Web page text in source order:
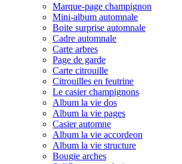
Marque-page champignon
Mini-album automnale
Boite surprise automnale
Cadre automnale
Carte arbres
Page de garde
Carte citrouille
Citrouilles en feutrine
Le casier champignons
Album la vie dos
Album la vie pages
Casier automne
Album la vie accordeon
Album la vie structure
Bougie arches